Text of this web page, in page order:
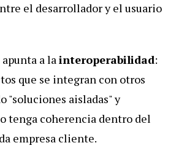
el desarrollador y el usuario
a lainteroperabilidad:
que se integran con otros
"soluciones aisladas" y
tenga coherencia dentro del
empresa cliente.